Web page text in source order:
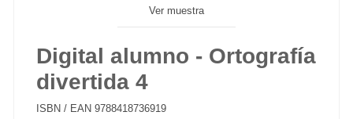
Ver muestra
Digital alumno - Ortografía
divertida 4
ISBN / EAN 9788418736919